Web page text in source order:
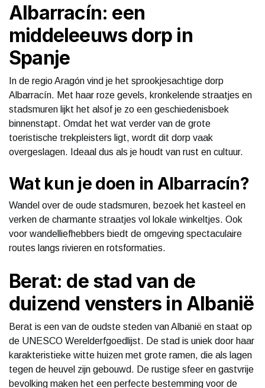
Albarracín: een
middeleeuws dorp in
Spanje
In de regio Aragón vind je het sprookjesachtige dorp
Albarracín. Met haar roze gevels, kronkelende straatjes en
stadsmuren lijkt het alsof je zo een geschiedenisboek
binnenstapt. Omdat het wat verder van de grote
toeristische trekpleisters ligt, wordt dit dorp vaak
overgeslagen. Ideaal dus als je houdt van rust en cultuur.
Wat kun je doen in Albarracín?
Wandel over de oude stadsmuren, bezoek het kasteel en
verken de charmante straatjes vol lokale winkeltjes. Ook
voor wandelliefhebbers biedt de omgeving spectaculaire
routes langs rivieren en rotsformaties.
Berat: de stad van de
duizend vensters in Albanië
Berat is een van de oudste steden van Albanië en staat op
de UNESCO Werelderfgoedlijst. De stad is uniek door haar
karakteristieke witte huizen met grote ramen, die als lagen
tegen de heuvel zijn gebouwd. De rustige sfeer en gastvrije
bevolking maken het een perfecte bestemming voor de